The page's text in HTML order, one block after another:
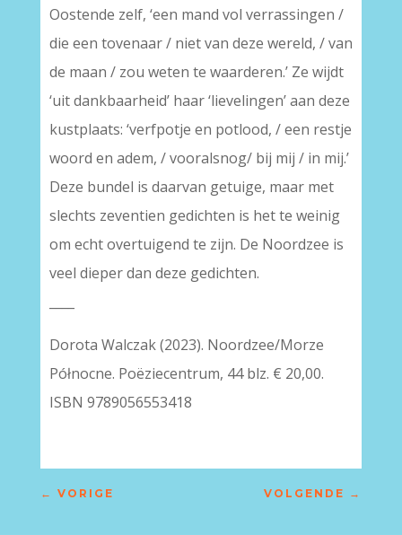
Oostende zelf, ‘een mand vol verrassingen /
die een tovenaar / niet van deze wereld, / van
de maan / zou weten te waarderen.’ Ze wijdt
‘uit dankbaarheid’ haar ‘lievelingen’ aan deze
kustplaats: ‘verfpotje en potlood, / een restje
woord en adem, / vooralsnog/ bij mij / in mij.’
Deze bundel is daarvan getuige, maar met
slechts zeventien gedichten is het te weinig
om echt overtuigend te zijn. De Noordzee is
veel dieper dan deze gedichten.
Dorota Walczak (2023). Noordzee/Morze
Północne. Poëziecentrum, 44 blz. € 20,00.
ISBN 9789056553418
← VORIGE VOLGENDE →